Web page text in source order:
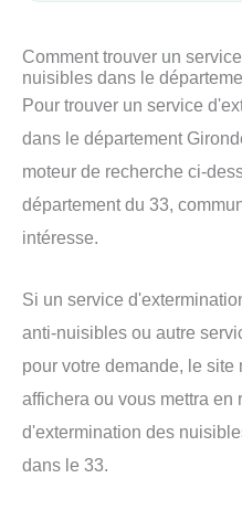
Comment trouver un
nuisibles dans le
Pour trouver un service
dans le département
moteur de recherche ci-
département du 33,
intéresse.
Si un service
anti-nuisibles ou autre
pour votre demande, le
affichera ou vous mettra en
d'extermination des
dans le 33.